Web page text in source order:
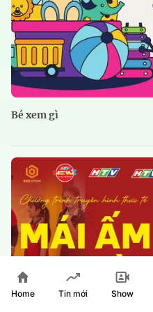
Bé xem gì
Home Tin mới Show